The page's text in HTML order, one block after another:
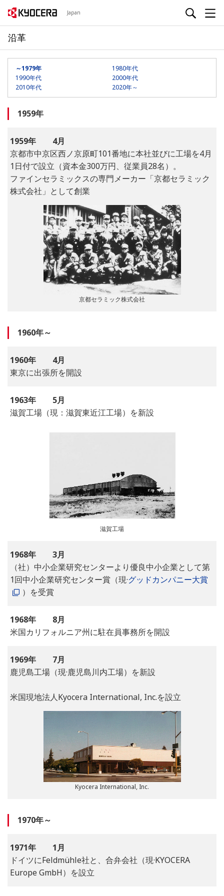
Japan
沿革
～1979年
1980年代
1990年代
2000年代
2010年代
2020年～
1959年
1959年
4月
京都市中京区西ノ京原町101番地に本社並びに工場を4月
1日付で設立（資本金300万円、従業員28名）。
ファインセラミックスの専門メーカー「京都セラミック
株式会社」として創業
京都セラミック株式会社
1960年～
1960年
4月
東京に出張所を開設
1963年
5月
滋賀工場（現：滋賀東近江工場）を新設
滋賀工場
1968年
3月
（社）中小企業研究センターより優良中小企業として第
1回中小企業研究センター賞（現·グッドカンパニー大賞
）を受賞
1968年
8月
米国カリフォルニア州に駐在員事務所を開設
1969年
7月
鹿児島工場（現·鹿児島川内工場）を新設
米国現地法人Kyocera International, Inc.を設立
Kyocera International, Inc.
1970年～
1971年
1月
ドイツにFeldmühle社と、合弁会社（現·KYOCERA
Europe GmbH）を設立